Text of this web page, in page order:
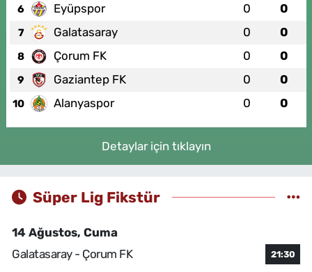
6 Eyüpspor 0 0
7 Galatasaray 0 0
8 Çorum FK 0 0
9 Gaziantep FK 0 0
10 Alanyaspor 0 0
Detaylar için tıklayın
Süper Lig Fikstür
14 Ağustos, Cuma
Galatasaray - Çorum FK
21:30